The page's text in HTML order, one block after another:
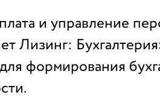
и управление
Лизинг:
формирования